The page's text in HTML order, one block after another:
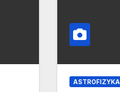
ASTROFIZYKA